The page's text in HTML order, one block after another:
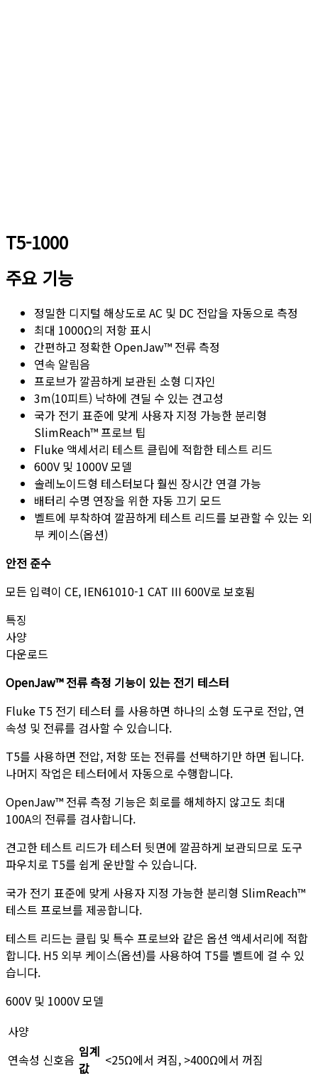
T5-1000
주요 기능
정밀한 디지털 해상도로 AC 및 DC 전압을 자동으로 측정
최대 1000Ω의 저항 표시
간편하고 정확한 OpenJaw™ 전류 측정
연속 알림음
프로브가 깔끔하게 보관된 소형 디자인
3m(10피트) 낙하에 견딜 수 있는 견고성
국가 전기 표준에 맞게 사용자 지정 가능한 분리형
SlimReach™ 프로브 팁
Fluke 액세서리 테스트 클립에 적합한 테스트 리드
600V 및 1000V 모델
솔레노이드형 테스터보다 훨씬 장시간 연결 가능
배터리 수명 연장을 위한 자동 끄기 모드
벨트에 부착하여 깔끔하게 테스트 리드를 보관할 수 있는 외
부 케이스(옵션)
안전 준수
모든 입력이 CE, IEN61010-1 CAT III 600V로 보호됨
특징
사양
다운로드
OpenJaw™ 전류 측정 기능이 있는 전기 테스터
Fluke T5 전기 테스터 를 사용하면 하나의 소형 도구로 전압, 연
속성 및 전류를 검사할 수 있습니다.
T5를 사용하면 전압, 저항 또는 전류를 선택하기만 하면 됩니다.
나머지 작업은 테스터에서 자동으로 수행합니다.
OpenJaw™ 전류 측정 기능은 회로를 해체하지 않고도 최대
100A의 전류를 검사합니다.
견고한 테스트 리드가 테스터 뒷면에 깔끔하게 보관되므로 도구
파우치로 T5를 쉽게 운반할 수 있습니다.
국가 전기 표준에 맞게 사용자 지정 가능한 분리형 SlimReach™
테스트 프로브를 제공합니다.
테스트 리드는 클립 및 특수 프로브와 같은 옵션 액세서리에 적합
합니다. H5 외부 케이스(옵션)를 사용하여 T5를 벨트에 걸 수 있
습니다.
600V 및 1000V 모델
사양
연속성 신호음 임계
값
<25Ω에서 켜짐, >400Ω에서 꺼짐